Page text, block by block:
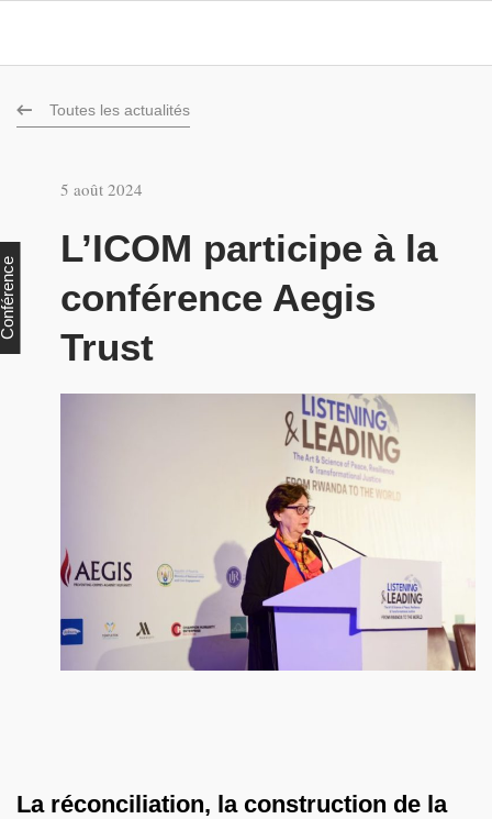
Toutes les actualités
5 août 2024
L’ICOM participe à la
conférence Aegis
Trust
La réconciliation, la construction de la